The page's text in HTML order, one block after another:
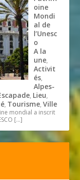
oine
Mondi
al de
l’Unesc
o
A la
une,
Activit
és,
Alpes-
, Lieu,
, Tourisme,Ville
mondial a inscrit
[…]